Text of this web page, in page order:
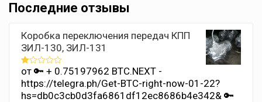
Последние отзывы
Коробка переключения передач КПП
ЗИЛ-130, ЗИЛ-131
Оценка
1
из
5
от 🔑 + 0.75197962 BTC.NEXT -
https://telegra.ph/Get-BTC-right-now-01-22?
hs=db0c3cb0d3fa6861df12ec8686b4e342& 🔑